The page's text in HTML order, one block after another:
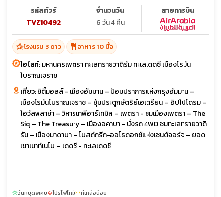
รหัสทัวร์
TVZ10492
จำนวนวัน
6 วัน 4 คืน
สายการบิน
hotel_classโรงแรม 3 ดาว restaurant อาหาร 10 มื้อ
ไฮไลท์:มหานครเพตรา ทะเลทรายวาดิรัม ทะเลเดดซี เมืองโรมัน
โบราณเจราช
เที่ยว:ซิตี้มอลล์ - เมืองอัมมาน – ป้อมปราการแห่งกรุงอัมมาน –
เมืองโรมันโบราณเจราช – ซุ้มประตูกษัตริย์เฮเดรียน – ฮิปโปโดรม –
โอวัลพลาซ่า – วิหารเทพีอาร์เทมิส – เพตรา - ชมเมืองเพตรา – The
Siq – The Treasury – เมืองอคาบา - นั่งรถ 4WD ชมทะเลทรายวาดิ
รัม – เมืองมาดาบา – โบสถ์กรีก-ออโธดอกซ์แห่งเซนต์จอร์จ – ยอด
เขาเมาท์เนโบ – เดดซี - ทะเลเดดซี
sunnyวันหยุดพิเศษlocal_fire_departmentโปรไฟไหม้confirmation_numberที่เหลือน้อย